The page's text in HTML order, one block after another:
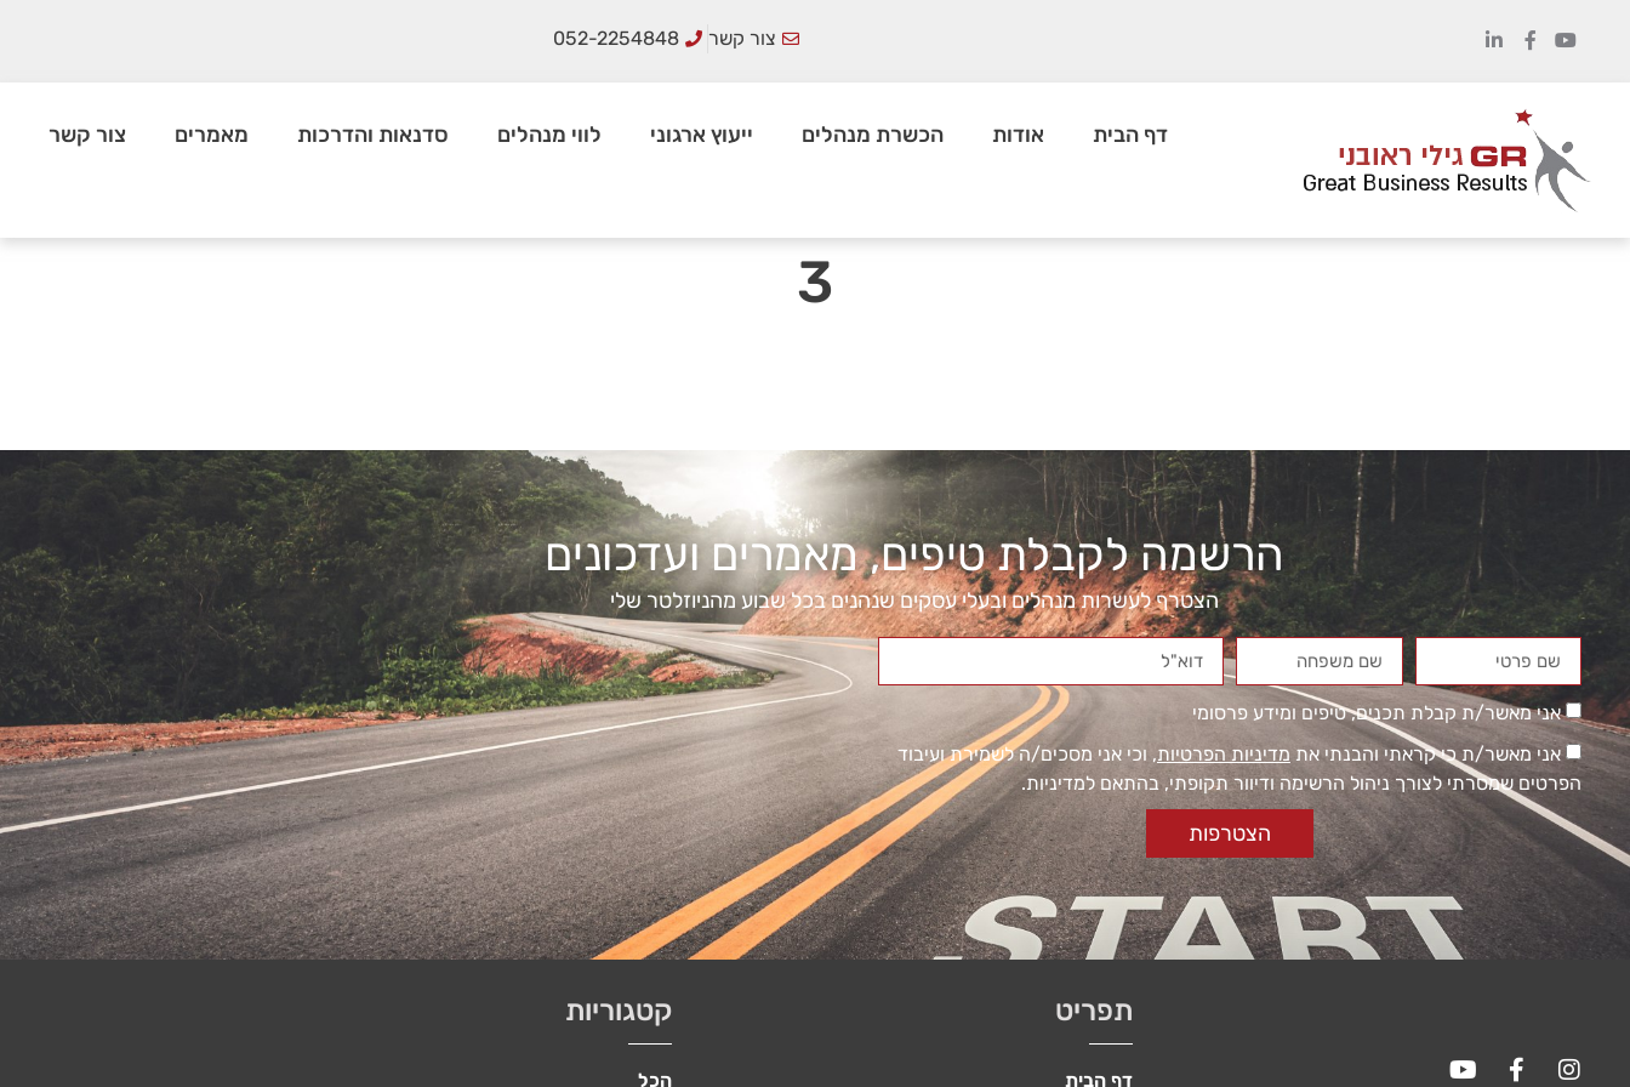
צור קשר
052-2254848
דף הבית אודות הכשרת מנהלים ייעוץ ארגוני לווי מנהלים סדנאות והדרכות מאמרים צור קשר
3
הרשמה לקבלת טיפים, מאמרים ועדכונים
הצטרף לעשרות מנהלים ובעלי עסקים שנהנים בכל שבוע מהניוזלטר שלי
אני מאשר/ת קבלת תכנים, טיפים ומידע פרסומי
אני מאשר/ת כי קראתי והבנתי את מדיניות הפרטיות, וכי אני מסכים/ה לשמירת ועיבוד
הפרטים שמסרתי לצורך ניהול הרשימה ודיוור תקופתי, בהתאם למדיניות.
הצטרפות
תפריט
דף הבית
קטגוריות
הכל
הכרחי
קובצי
Cookie
אלו אינם
אופציונליים.
נדרשים
סטטיסטיקות